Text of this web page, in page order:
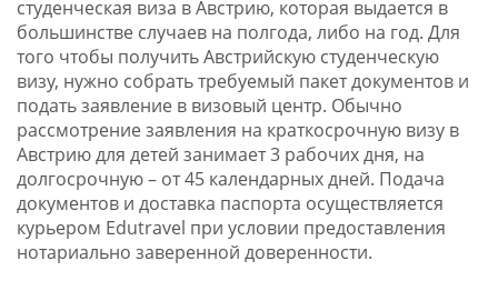
студенческая виза в Австрию, которая выдается в
большинстве случаев на полгода, либо на год. Для
того чтобы получить Австрийскую студенческую
визу, нужно собрать требуемый пакет документов и
подать заявление в визовый центр. Обычно
рассмотрение заявления на краткосрочную визу в
Австрию для детей занимает 3 рабочих дня, на
долгосрочную – от 45 календарных дней. Подача
документов и доставка паспорта осуществляется
курьером Edutravel при условии предоставления
нотариально заверенной доверенности.